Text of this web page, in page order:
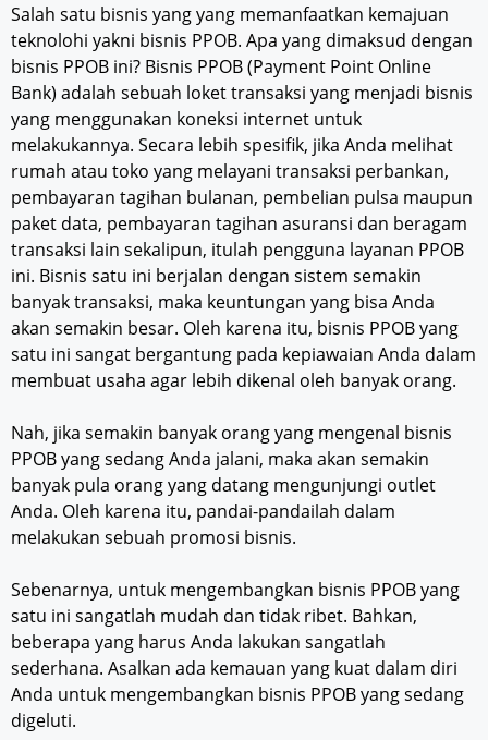
Salah satu bisnis yang yang memanfaatkan kemajuan
teknolohi yakni bisnis PPOB. Apa yang dimaksud dengan
bisnis PPOB ini? Bisnis PPOB (Payment Point Online
Bank) adalah sebuah loket transaksi yang menjadi bisnis
yang menggunakan koneksi internet untuk
melakukannya. Secara lebih spesifik, jika Anda melihat
rumah atau toko yang melayani transaksi perbankan,
pembayaran tagihan bulanan, pembelian pulsa maupun
paket data, pembayaran tagihan asuransi dan beragam
transaksi lain sekalipun, itulah pengguna layanan PPOB
ini. Bisnis satu ini berjalan dengan sistem semakin
banyak transaksi, maka keuntungan yang bisa Anda
akan semakin besar. Oleh karena itu, bisnis PPOB yang
satu ini sangat bergantung pada kepiawaian Anda dalam
membuat usaha agar lebih dikenal oleh banyak orang.
Nah, jika semakin banyak orang yang mengenal bisnis
PPOB yang sedang Anda jalani, maka akan semakin
banyak pula orang yang datang mengunjungi outlet
Anda. Oleh karena itu, pandai-pandailah dalam
melakukan sebuah promosi bisnis.
Sebenarnya, untuk mengembangkan bisnis PPOB yang
satu ini sangatlah mudah dan tidak ribet. Bahkan,
beberapa yang harus Anda lakukan sangatlah
sederhana. Asalkan ada kemauan yang kuat dalam diri
Anda untuk mengembangkan bisnis PPOB yang sedang
digeluti.